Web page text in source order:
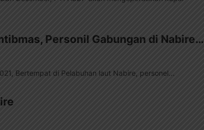
Personil Gabungan di Nabire…
Bertempat di Pelabuhan laut Nabire, personel...